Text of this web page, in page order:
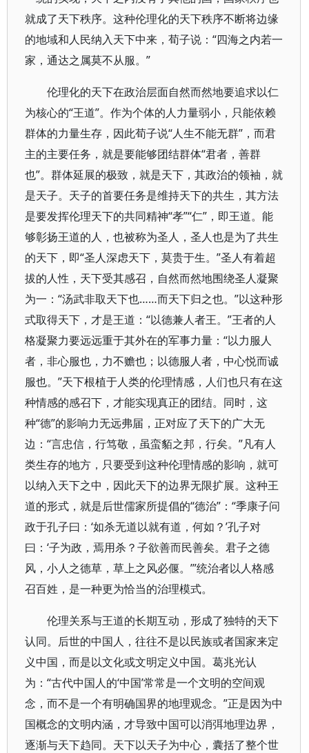
就成了天下秩序。这种伦理化的天下秩序不断将边缘
的地域和人民纳入天下中来，荀子说：“四海之内若一
家，通达之属莫不从服。”
伦理化的天下在政治层面自然而然地要追求以仁
为核心的“王道”。作为个体的人力量弱小，只能依赖
群体的力量生存，因此荀子说“人生不能无群”，而君
主的主要任务，就是要能够团结群体“君者，善群
也”。群体延展的极致，就是天下，其政治的领袖，就
是天子。天子的首要任务是维持天下的共生，其方法
是要发挥伦理天下的共同精神“孝”“仁”，即王道。能
够彰扬王道的人，也被称为圣人，圣人也是为了共生
的天下，即“圣人深虑天下，莫贵于生。”圣人有着超
拔的人性，天下受其感召，自然而然地围绕圣人凝聚
为一：“汤武非取天下也……而天下归之也。”以这种形
式取得天下，才是王道：“以德兼人者王。”王者的人
格凝聚力要远远重于其外在的军事力量：“以力服人
者，非心服也，力不赡也；以德服人者，中心悦而诚
服也。”天下根植于人类的伦理情感，人们也只有在这
种情感的感召下，才能实现真正的团结。同时，这
种“德”的影响力无远弗届，正对应了天下的广大无
边：“言忠信，行笃敬，虽蛮貊之邦，行矣。”凡有人
类生存的地方，只要受到这种伦理情感的影响，就可
以纳入天下之中，因此天下的边界无限扩展。这种王
道的形式，就是后世儒家所提倡的“德治”：“季康子问
政于孔子曰：‘如杀无道以就有道，何如？’孔子对
曰：‘子为政，焉用杀？子欲善而民善矣。君子之德
风，小人之德草，草上之风必偃。’”统治者以人格感
召百姓，是一种更为恰当的治理模式。
伦理关系与王道的长期互动，形成了独特的天下
认同。后世的中国人，往往不是以民族或者国家来定
义中国，而是以文化或文明定义中国。葛兆光认
为：“古代中国人的‘中国’常常是一个文明的空间观
念，而不是一个有明确国界的地理观念。”正是因为中
国概念的文明内涵，才导致中国可以消弭地理边界，
逐渐与天下趋同。天下以天子为中心，囊括了整个世